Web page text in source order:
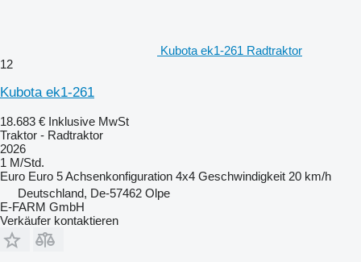
Kubota ek1-261 Radtraktor
12
Kubota ek1-261
18.683 € Inklusive MwSt
Traktor - Radtraktor
2026
1 M/Std.
Euro Euro 5Achsenkonfiguration 4x4 Geschwindigkeit 20 km/h
Deutschland, De-57462 Olpe
E-FARM GmbH
Verkäufer kontaktieren